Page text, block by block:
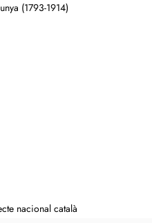
(1793-1914)
nacional català